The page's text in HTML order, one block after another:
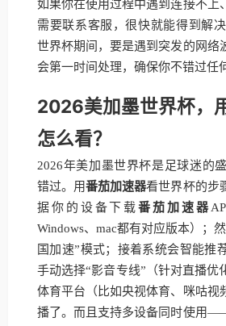
如果你在使用过程中遇到连接不上
需要联系客服，很快就能得到解
世界杯期间，要是遇到突发的网络
会第一时间处理，确保你不错过任
2026美加墨世界杯，
怎么看？
2026年美加墨世界杯是足球迷的
错过。用番茄加速器看世界杯的步
据你的设备下载番茄加速器
Windows、mac都有对应版本）；
国加速”模式；接着系统会智能推
手动选择“影音专线”（针对直播优
体育平台（比如央视体育、咪咕视
播了。而且支持多设备同时使用